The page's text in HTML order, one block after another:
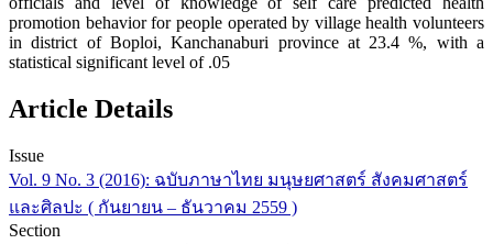
promotion behavior for people operated by village health volunteers
in district of Boploi, Kanchanaburi province at 23.4 %, with a
statistical significant level of .05
Article Details
Issue
Vol. 9 No. 3 (2016): ฉบับภาษาไทย มนุษยศาสตร์ สังคมศาสตร์
และศิลปะ ( กันยายน – ธันวาคม 2559 )
Section